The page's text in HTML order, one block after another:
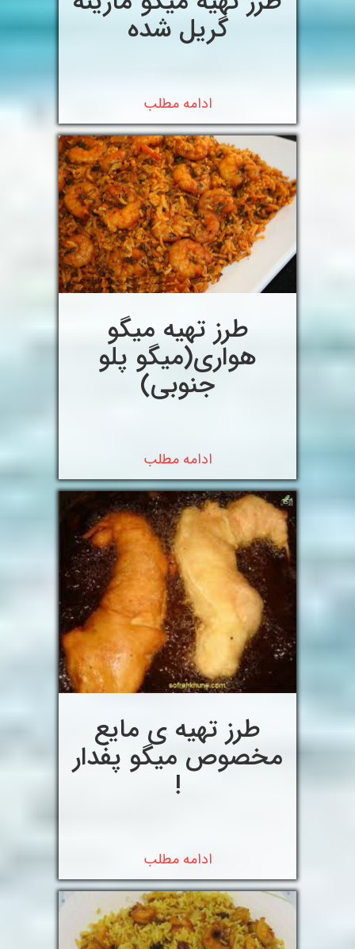
گریل شده
ادامه مطلب
طرز تهیه میگو
هواری(میگو پلو
جنوبی)
ادامه مطلب
طرز تهیه ی مایع
مخصوص میگو پفدار
!
ادامه مطلب